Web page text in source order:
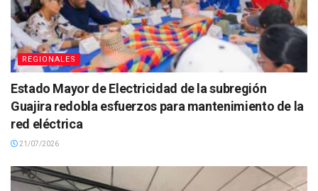
REGIONALES
Estado Mayor de Electricidad de la subregión
Guajira redobla esfuerzos para mantenimiento de la
red eléctrica
21/07/2026